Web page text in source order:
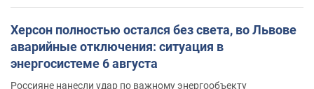
Херсон полностью остался без света, во Львове
аварийные отключения: ситуация в
энергосистеме 6 августа
Россияне нанесли удар по важному энергообъекту